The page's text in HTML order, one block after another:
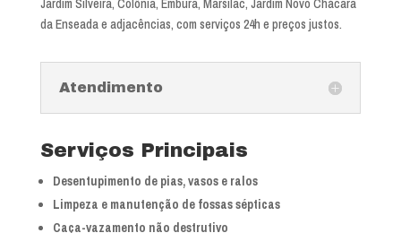
Jardim Silveira, Colônia, Embura, Marsilac, Jardim Novo Chácara
da Enseada e adjacências, com serviços 24h e preços justos.
Atendimento
Serviços Principais
Desentupimento de pias, vasos e ralos
Limpeza e manutenção de fossas sépticas
Caça-vazamento não destrutivo